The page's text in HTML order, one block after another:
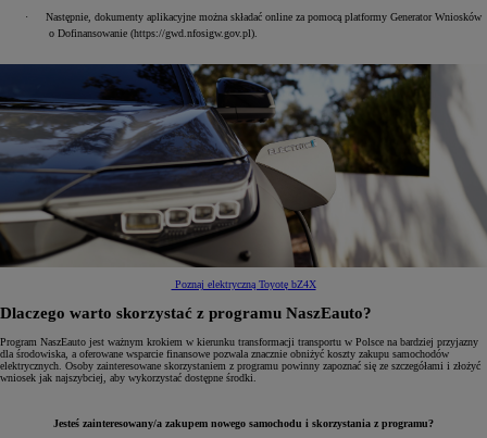
·
Następnie, dokumenty aplikacyjne można składać online za pomocą platformy Generator Wniosków
o Dofinansowanie (https://gwd.nfosigw.gov.pl).
Poznaj elektryczną Toyotę bZ4X
Dlaczego warto skorzystać z programu NaszEauto?
Program NaszEauto jest ważnym krokiem w kierunku transformacji transportu w Polsce na bardziej przyjazny
dla środowiska, a oferowane wsparcie finansowe pozwala znacznie obniżyć koszty zakupu samochodów
elektrycznych. Osoby zainteresowane skorzystaniem z programu powinny zapoznać się ze szczegółami i złożyć
wniosek jak najszybciej, aby wykorzystać dostępne środki.
Jesteś zainteresowany/a zakupem nowego samochodu i skorzystania z programu?